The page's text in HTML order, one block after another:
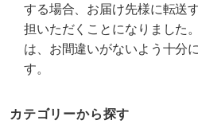
する場合、お届け先様に転送
担いただくことになりました
は、お間違いがないよう十分
す。
カテゴリーから探す